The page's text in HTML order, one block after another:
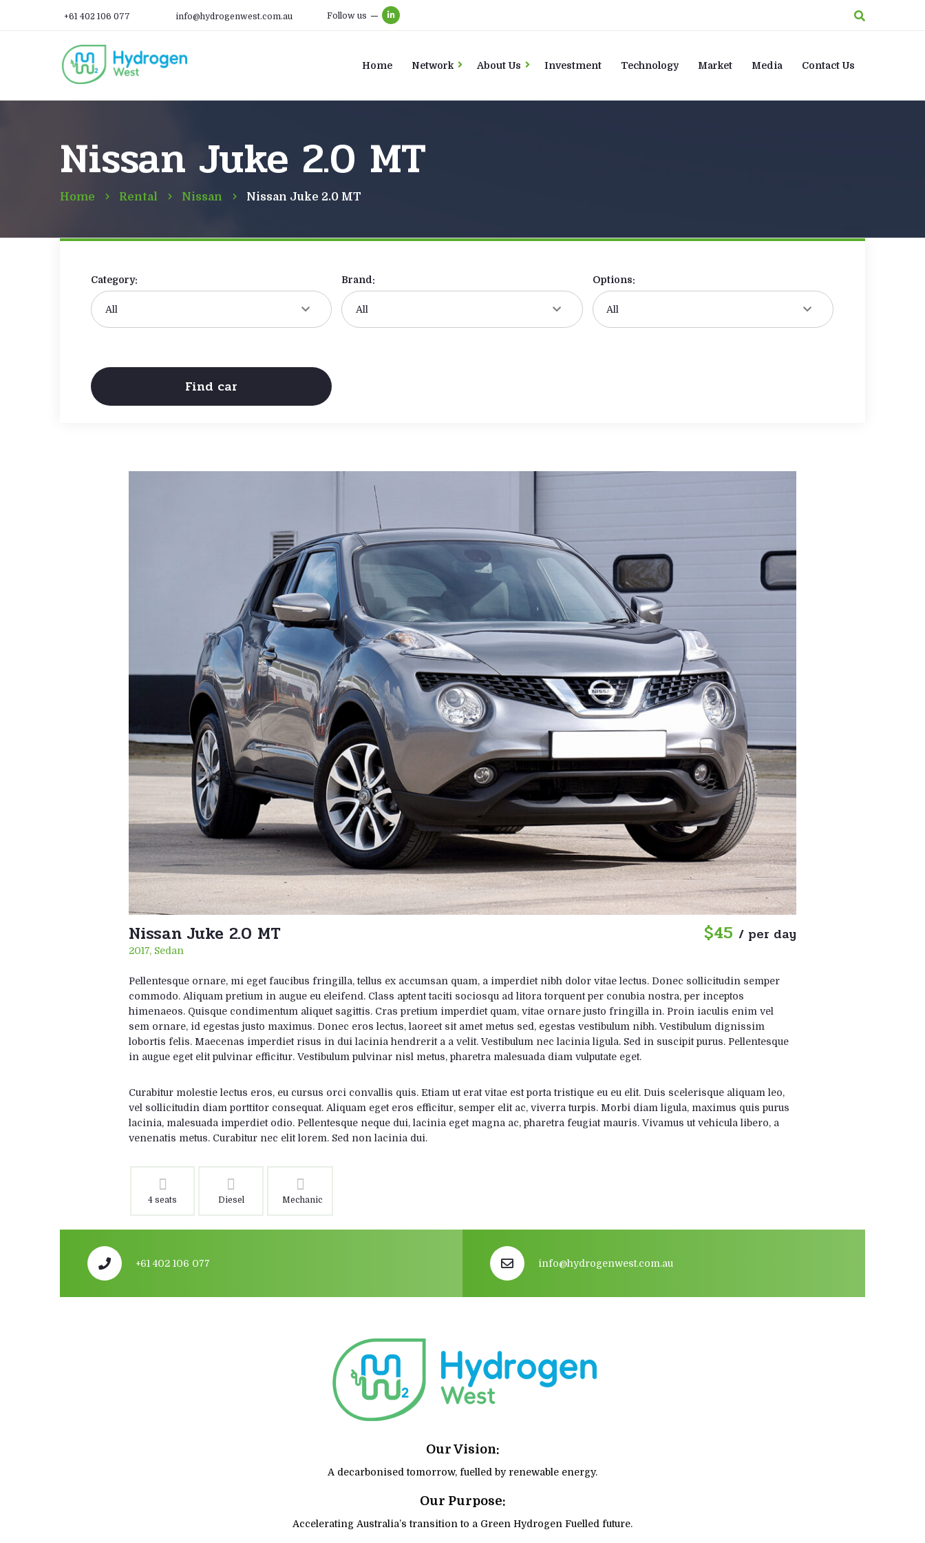
+61 402 106 077 info@hydrogenwest.com.au Follow us
Home Network About Us Investment Technology Market Media Contact Us
Nissan Juke 2.0 MT
Home Rental Nissan Nissan Juke 2.0 MT
Category: Brand: Options:
Nissan Juke 2.0 MT
2017, Sedan
$45 / per day
Pellentesque ornare, mi eget faucibus fringilla, tellus ex accumsan quam, a imperdiet nibh dolor vitae lectus. Donec sollicitudin semper
commodo. Aliquam pretium in augue eu eleifend. Class aptent taciti sociosqu ad litora torquent per conubia nostra, per inceptos
himenaeos. Quisque condimentum aliquet sagittis. Cras pretium imperdiet quam, vitae ornare justo fringilla in. Proin iaculis enim vel
sem ornare, id egestas justo maximus. Donec eros lectus, laoreet sit amet metus sed, egestas vestibulum nibh. Vestibulum dignissim
lobortis felis. Maecenas imperdiet risus in dui lacinia hendrerit a a velit. Vestibulum nec lacinia ligula. Sed in suscipit purus. Pellentesque
in augue eget elit pulvinar efficitur. Vestibulum pulvinar nisl metus, pharetra malesuada diam vulputate eget.
Curabitur molestie lectus eros, eu cursus orci convallis quis. Etiam ut erat vitae est porta tristique eu eu elit. Duis scelerisque aliquam leo,
vel sollicitudin diam porttitor consequat. Aliquam eget eros efficitur, semper elit ac, viverra turpis. Morbi diam ligula, maximus quis purus
lacinia, malesuada imperdiet odio. Pellentesque neque dui, lacinia eget magna ac, pharetra feugiat mauris. Vivamus ut vehicula libero, a
venenatis metus. Curabitur nec elit lorem. Sed non lacinia dui.
4 seats Diesel Mechanic
+61 402 106 077 info@hydrogenwest.com.au
Our Vision:
A decarbonised tomorrow, fuelled by renewable energy.
Our Purpose:
Accelerating Australia’s transition to a Green Hydrogen Fuelled future.